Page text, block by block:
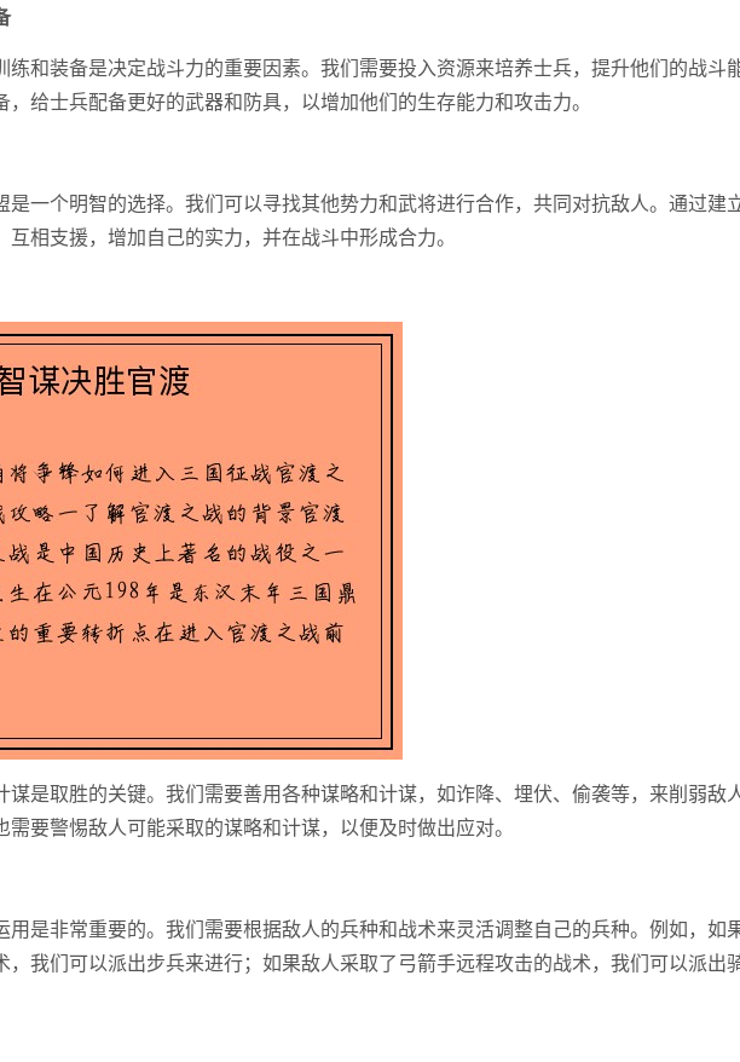
练和装备是决定战斗力的重要因素。我们需要投入资源来培养士兵，提升他们的战斗
给士兵配备更好的武器和防具，以增加他们的生存能力和攻击力。
是一个明智的选择。我们可以寻找其他势力和武将进行合作，共同对抗敌人。通过建
相支援，增加自己的实力，并在战斗中形成合力。
谋是取胜的关键。我们需要善用各种谋略和计谋，如诈降、埋伏、偷袭等，来削弱敌
要警惕敌人可能采取的谋略和计谋，以便及时做出应对。
用是非常重要的。我们需要根据敌人的兵种和战术来灵活调整自己的兵种。例如，如
，我们可以派出步兵来进行；如果敌人采取了弓箭手远程攻击的战术，我们可以派出